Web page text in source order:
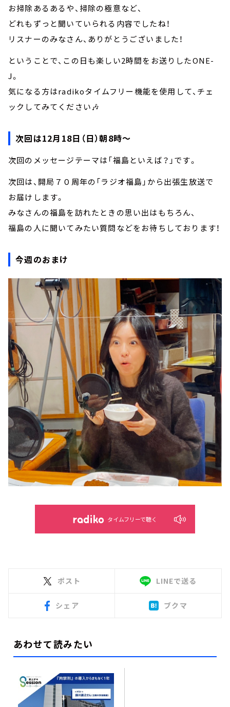
お掃除あるあるや、掃除の極意など、
どれもずっと聞いていられる内容でしたね！
リスナーのみなさん、ありがとうございました！
ということで、この日も楽しい2時間をお送りしたONE-
J。
気になる方はradikoタイムフリー機能を使用して、チェ
ックしてみてください🎶
次回は12月18日（日）朝8時～
次回のメッセージテーマは「福島といえば？」です。
次回は、開局７０周年の「ラジオ福島」から出張生放送で
お届けします。
みなさんの福島を訪れたときの思い出はもちろん、
福島の人に聞いてみたい質問などをお待ちしております！
今週のおまけ
タイムフリーで聴く
ポスト LINEで送る
シェア ブクマ
あわせて読みたい